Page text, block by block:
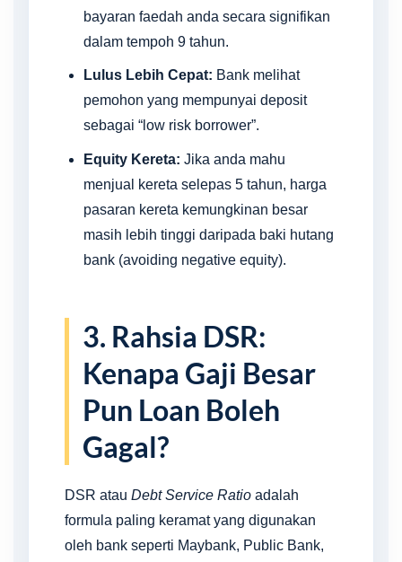
bayaran faedah anda secara signifikan
dalam tempoh 9 tahun.
Lulus Lebih Cepat: Bank melihat
pemohon yang mempunyai deposit
sebagai “low risk borrower”.
Equity Kereta: Jika anda mahu
menjual kereta selepas 5 tahun, harga
pasaran kereta kemungkinan besar
masih lebih tinggi daripada baki hutang
bank (avoiding negative equity).
3. Rahsia DSR:
Kenapa Gaji Besar
Pun Loan Boleh
Gagal?
DSR atau Debt Service Ratio adalah
formula paling keramat yang digunakan
oleh bank seperti Maybank, Public Bank,